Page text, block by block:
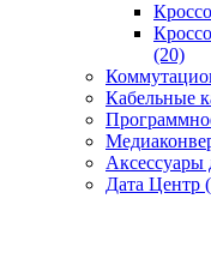
(20)
Кабельные
Аксессуары
Дата Центр